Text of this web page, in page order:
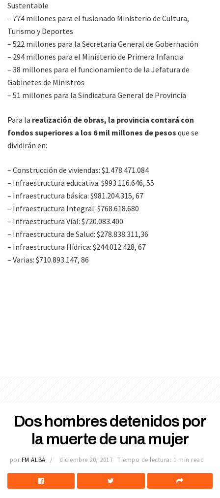
Sustentable
– 774 millones para el fusionado Ministerio de Cultura,
Turismo y Deportes
– 522 millones para la Secretaria General de Gobernación
– 294 millones para el Ministerio de Primera Infancia
– 38 millones para el funcionamiento de la Jefatura de
Gabinetes de Ministros
– 51 millones para la Sindicatura General de Provincia
Para la realización de obras, la provincia contará con
fondos superiores a los 6 mil millones de pesos que se
dividirán en:
– Construcción de viviendas: $1.478.471.084
– Infraestructura educativa: $993.116.646, 55
– Infraestructura básica: $981.204.315, 67
– Infraestructura Integral: $768.618.680
– Infraestructura Vial: $720.083.400
– Infraestructura de Salud: $278.838.311,36
– Infraestructura Hídrica: $244.012.428, 67
– Varias: $710.893.147, 86
Dos hombres detenidos por
la muerte de una mujer
por FM ALBA diciembre 20, 2017 Tiempo de lectura: 1 min read